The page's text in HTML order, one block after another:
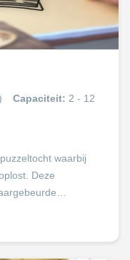
Capaciteit: 2 - 12
waarbij
Deze